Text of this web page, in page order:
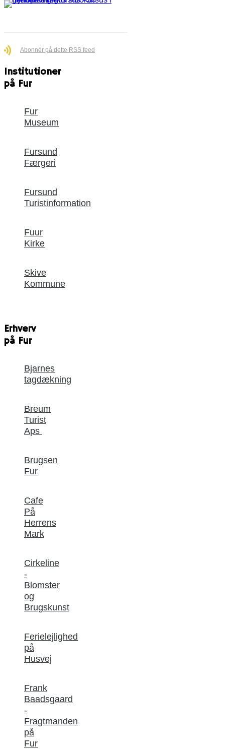
Abonnér på dette RSS feed
Institutioner
på Fur
Fur
Museum
Fursund
Færgeri
Fursund
Turistinformation
Fuur
Kirke
Skive
Kommune
Erhverv
på Fur
Bjarnes
tagdækning
Breum
Turist
Aps
Brugsen
Fur
Cafe
På
Herrens
Mark
Cirkeline
-
Blomster
og
Brugskunst
Ferielejlighed
på
Husvej
Frank
Baadsgaard
-
Fragtmanden
på
Fur